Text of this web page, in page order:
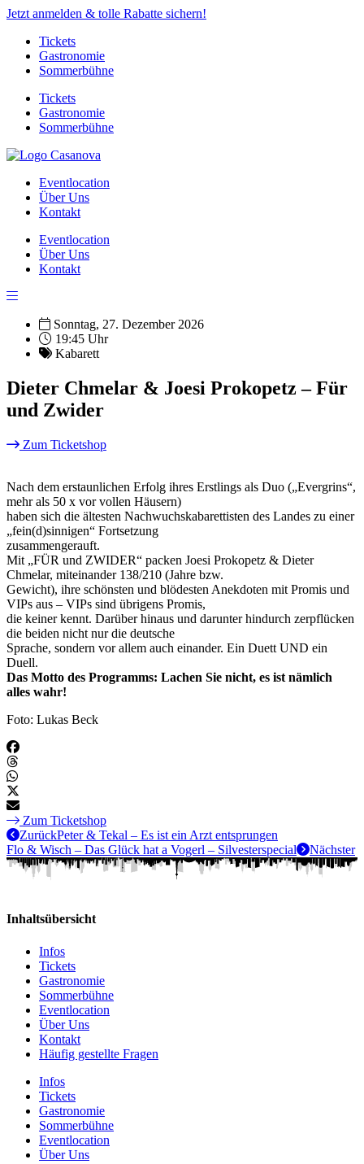
Jetzt anmelden & tolle Rabatte sichern!
Tickets
Gastronomie
Sommerbühne
Tickets
Gastronomie
Sommerbühne
Eventlocation
Über Uns
Kontakt
Eventlocation
Über Uns
Kontakt
Sonntag, 27. Dezember 2026
19:45 Uhr
Kabarett
Dieter Chmelar & Joesi Prokopetz – Für
und Zwider
Zum Ticketshop
Nach dem erstaunlichen Erfolg ihres Erstlings als Duo („Evergrins“,
mehr als 50 x vor vollen Häusern)
haben sich die ältesten Nachwuchskabarettisten des Landes zu einer
„fein(d)sinnigen“ Fortsetzung
zusammengerauft.
Mit „FÜR und ZWIDER“ packen Joesi Prokopetz & Dieter
Chmelar, miteinander 138/210 (Jahre bzw.
Gewicht), ihre schönsten und blödesten Anekdoten mit Promis und
VIPs aus – VIPs sind übrigens Promis,
die keiner kennt. Darüber hinaus und darunter hindurch zerpflücken
die beiden nicht nur die deutsche
Sprache, sondern vor allem auch einander. Ein Duett UND ein
Duell.
Das Motto des Programms: Lachen Sie nicht, es ist nämlich
alles wahr!
Foto: Lukas Beck
Zum Ticketshop
ZurückPeter & Tekal – Es ist ein Arzt entsprungen
Flo & Wisch – Das Glück hat a Vogerl – Silvesterspecial
Nächster
Inhaltsübersicht
Infos
Tickets
Gastronomie
Sommerbühne
Eventlocation
Über Uns
Kontakt
Häufig gestellte Fragen
Infos
Tickets
Gastronomie
Sommerbühne
Eventlocation
Über Uns